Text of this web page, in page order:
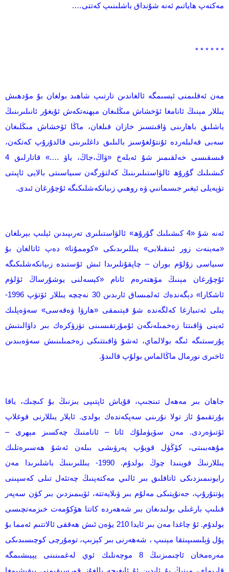
مەكتەپ ھاياتىم ئەنە شۇنداق باشلىنىپ كەتتى….
* * * * * *
مەن ئەقلىمنى ئېسىمگە ئالغاندىن تارتىپ شاھىد بولغان بۇ مۇدھىش
يىللار مېنىڭ ئانامغا ئۆخشاش مىڭلىغان مېھنەتكەش ئۇيغۇر ئانىلىرىنىڭ
ياشلىق باھارىنى ۋاقىتسىز خازان قىلغان، ماڭا ئۆخشاش مىڭلىغان
سەبى قەلبلەردە ئۇنتۇلغۇسىز بالىلىق داغلىرىنى قالدۇرۇپ كەتكەن،
قىسقىسى خەلقىمىز شۇ ئەبلەخ «ۋاڭ،جاڭ، ياۋ ….» قاتارلىق 4
كىشىلىك گۇرۇھ ئالۋاستىلىرىنىڭ كەلتۈرگەن سىياسىتى بالايى ئاپىتى
تۈپەيلى ئېغىر جىسمانىي ۋە روھىي زىيانكەشلىكىگە ئۇچۇرغان ئىدى.
ئەنە شۇ «4 كىشىلىك گۇرۇھ» ئالۋاستىلىرى تەرىپىدىن ئېلىپ بېرىلغان
«مەينەت زور ئىنقىلابى» يىللىرىدىكى «كوممۇنا» دەپ ئاتالغان بۇ
سىياسى زۇلۇم بوران – چاپقۇنلىرىدا ئىش ئۇستىدە زىيانكەشلىكىگە
ئۇچۇرغان مېنىڭ مۆھتەرەم ئانام «كېسەلنى يوشۇرساڭ ئۆلۈم
ئاشكارا» دېگەندەك ئەلمىساق ئارىدىن 30 نەچچە يىللار ئۆتۈپ 1996-
يىلى ئەتىيازغا كەلگەندە شۇ قېتىمقى «ھارۋا ۋەقەسى» سەۋەپلىك
ئەينى ۋاقىتتا زەخمىلەنگەن ئۇمۇرتقىسىنى تۈزۈكرەك بىر داۋالىتىش
پۇرسىتىگە ئىگە بولالماي، ئەشۇ ۋاقىتتىكى زەخمىلىنىش سەۋەبىدىن
ئاخىرى نورمال ماڭالماس بولۇپ قالىدۇ.
جاھان بىر مەھەل تىنجىپ، قۇياش ئاپتىپى بىزنىڭ بۇ كىچىك، ياقا
يۇرتقىمۇ ئاز تولا نۇرىنى سەپكەندەك بولدى. ئايلار يىللارنى قوغلاپ
ئۆتىۋەردى. مەن سۆيۈملۇك ئاتا – ئانامنىڭ چەكسىز مېھرى –
مۇھەببىتى، كۆڭۈل قويۇپ پەرۋىشى بىلەن ئەشۇ ھەسىرەتلىك
يىللارنىڭ قوينىدا چوڭ بولدۇم. 1990- يىللىرىنىڭ باشلىرىدا مەن
رايونىمىزدىكى ئاتاقلىق بىر ئالىي مەكتەپنىڭ چەتئەل تىلى كەسپىنى
پۈتتۇرۇپ، جەنۇپتىكى مەلۇم بىر ۋىلايەتتە، ئۆيىمىزدىن بىر كۈن سەپەر
قىلىپ بارغىلى بولىدىغان بىر شەھەردە كاتتا ھۆكۇمەت خىزمەتچىسى
بولدۇم. ئۇ چاغدا مەن بىر ئايدا 210 يۈەن ئىش ھەققى ئالاتتىم ئەمما بۇ
پۇل ۋېلىسىپىتقا مېنىپ ، شەھەرنى بىر كېزىپ، تومۇرچى كوچىسىدىكى
مەرەمخان ئاچىمىزنىڭ 8 موچەنلىك ئوي لەغمىنىنى يېيىشىمگە
قارىماي، مېنىڭ بۇ ئايدىن ئۇ ئايغىچە يالغۇز قورسىقىمنى بېقىشىمغا